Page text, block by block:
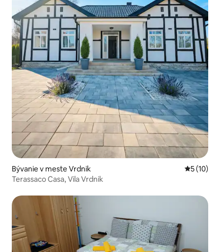
Bývanie v meste Vrdnik
5 (10)
Terassaco Casa, Vila Vrdnik